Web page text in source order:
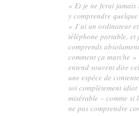
« Et je ne ferai
y comprendre
« J’ai un ordinateur
téléphone portable, et
comprends
comment ça marche »
entend souvent dire
une espèce de
soi complètement idiot
misérable – comme si
ne pas comprendre